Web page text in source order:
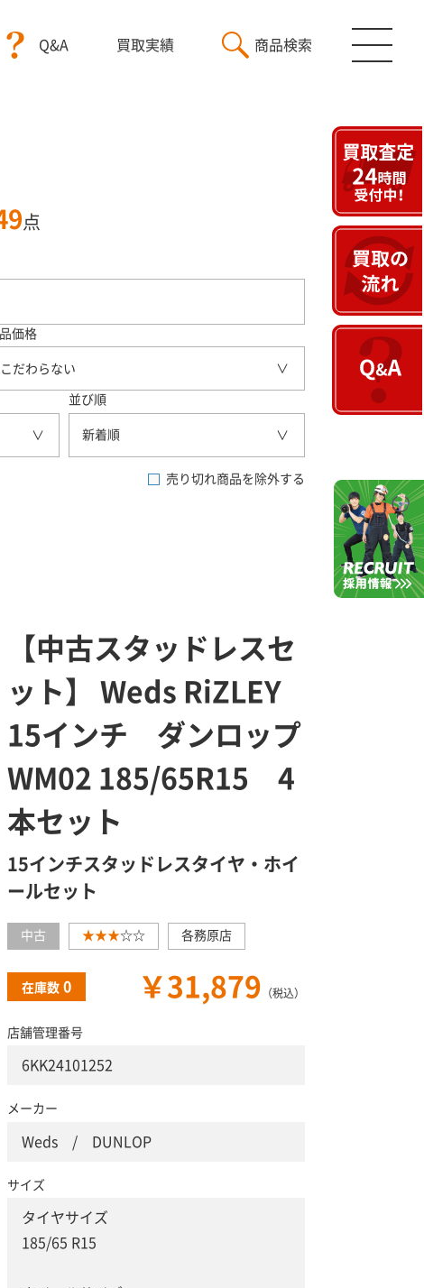
Q&A 買取実績 商品検索
点
価格
こだわらない
並び順
新着順
売り切れ商品を除外する
【中古スタッドレスセ
ット】 Weds RiZLEY
15インチ ダンロップ
WM02 185/65R15 4
本セット
15インチスタッドレスタイヤ・ホイ
ールセット
中古 ★★★☆☆ 各務原店
在庫数 0 ￥31,879 （税込）
店舗管理番号
6KK24101252
メーカー
Weds / DUNLOP
サイズ
タイヤサイズ
185/65 R15